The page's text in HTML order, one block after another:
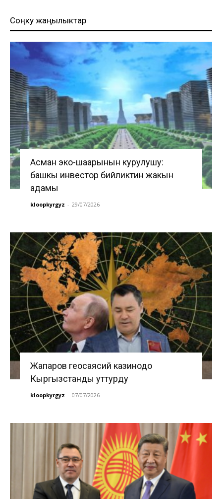
Соңку жаңылыктар
Асман эко-шаарынын курулушу:
башкы инвестор бийликтин жакын
адамы
kloopkyrgyz - 29/07/2026
Жапаров геосаясий казинодо
Кыргызстанды уттурду
kloopkyrgyz - 07/07/2026